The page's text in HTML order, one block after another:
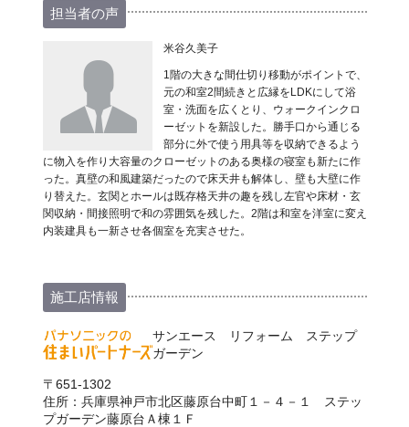
担当者の声
米谷久美子
1階の大きな間仕切り移動がポイントで、
元の和室2間続きと広縁をLDKにして浴
室・洗面を広くとり、ウォークインクロ
ーゼットを新設した。勝手口から通じる
部分に外で使う用具等を収納できるよう
に物入を作り大容量のクローゼットのある奥様の寝室も新たに作
った。真壁の和風建築だったので床天井も解体し、壁も大壁に作
り替えた。玄関とホールは既存格天井の趣を残し左官や床材・玄
関収納・間接照明で和の雰囲気を残した。2階は和室を洋室に変え
内装建具も一新させ各個室を充実させた。
施工店情報
サンエース リフォーム ステップ
ガーデン
〒651-1302
住所：兵庫県神戸市北区藤原台中町１－４－１ ステッ
プガーデン藤原台Ａ棟１Ｆ